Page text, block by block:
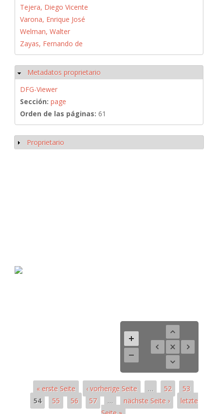
Tejera, Diego Vicente
Varona, Enrique José
Welman, Walter
Zayas, Fernando de
Ocultar
Metadatos proprietario
DFG-Viewer
Sección: page
Orden de las páginas: 61
Mostrar
Proprietario
« erste Seite ‹ vorherige Seite … 52
53
54
55 56 57 … nächste Seite ›
letzte